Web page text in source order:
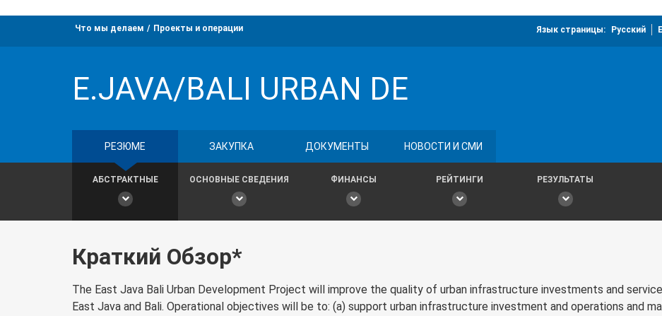
Что мы делаем Проекты и операции Язык страницы: Русский
E.JAVA/BALI URBAN DE
РЕЗЮМЕ ЗАКУПКА ДОКУМЕНТЫ НОВОСТИ И СМИ
АБСТРАКТНЫЕ ОСНОВНЫЕ СВЕДЕНИЯ ФИНАНСЫ РЕЙТИНГИ РЕЗУЛЬТАТЫ
Краткий Обзор*
The East Java Bali Urban Development Project will improve the quality of urban infrastructure investments and
East Java and Bali. Operational objectives will be to: (a) support urban infrastructure investment and operations and